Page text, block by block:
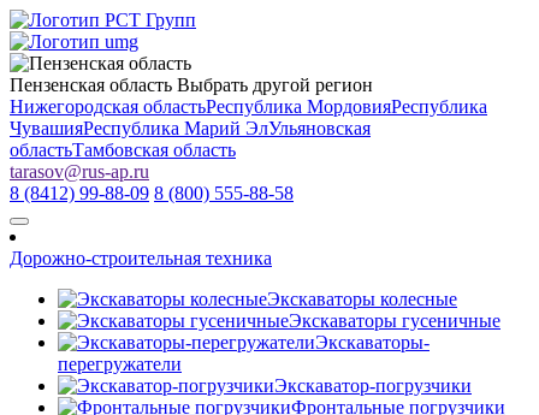
Пензенская область Выбрать другой регион
Нижегородская областьРеспублика МордовияРеспублика
ЧувашияРеспублика Марий ЭлУльяновская
областьТамбовская область
tarasov@rus-ap.ru
8 (8412) 99-88-09 8 (800) 555-88-58
Дорожно-строительная техника
Экскаваторы колесные
Экскаваторы гусеничные
Экскаваторы-
перегружатели
Экскаватор-погрузчики
Фронтальные погрузчики